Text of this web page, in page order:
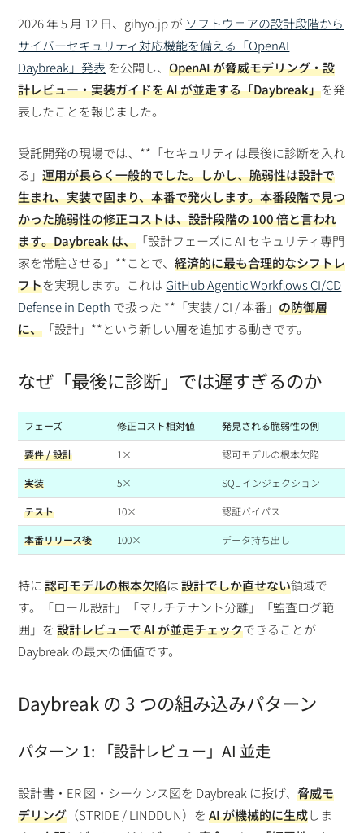
2026 年 5 月 12 日、gihyo.jp が ソフトウェアの設計段階から
サイバーセキュリティ対応機能を備える「OpenAI
Daybreak」発表 を公開し、OpenAI が脅威モデリング・設
計レビュー・実装ガイドを AI が並走する「Daybreak」を発
表したことを報じました。
受託開発の現場では、**「セキュリティは最後に診断を入れ
る」運用が長らく一般的でした。しかし、脆弱性は設計で
生まれ、実装で固まり、本番で発火します。本番段階で見つ
かった脆弱性の修正コストは、設計段階の 100 倍と言われ
ます。Daybreak は、 「設計フェーズに AI セキュリティ専門
家を常駐させる」**ことで、経済的に最も合理的なシフトレ
フトを実現します。これは GitHub Agentic Workflows CI/CD
Defense in Depth で扱った **「実装 / CI / 本番」の防御層
に、 「設計」**という新しい層を追加する動きです。
なぜ「最後に診断」では遅すぎるのか
フェーズ 修正コスト相対値 発見される脆弱性の例
要件 / 設計 1× 認可モデルの根本欠陥
実装 5× SQL インジェクション
テスト 10× 認証バイパス
本番リリース後 100× データ持ち出し
特に認可モデルの根本欠陥は設計でしか直せない領域で
す。「ロール設計」「マルチテナント分離」「監査ログ範
囲」を設計レビューで AI が並走チェックできることが
Daybreak の最大の価値です。
Daybreak の 3 つの組み込みパターン
パターン 1: 「設計レビュー」AI 並走
設計書・ER 図・シーケンス図を Daybreak に投げ、脅威モ
デリング （STRIDE / LINDDUN）をAI が機械的に生成しま